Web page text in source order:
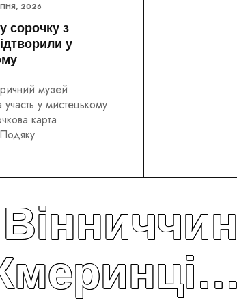
2026
сорочку з
у
музей
у мистецькому
карта